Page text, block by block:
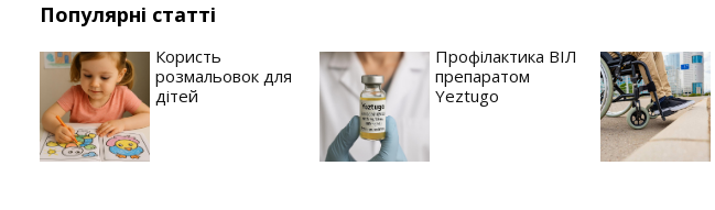
Популярні статті
Користь
розмальовок для
дітей
Профілактика ВІЛ
препаратом
Yeztugo